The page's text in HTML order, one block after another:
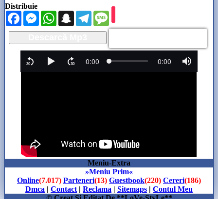
Distribuie
FacebookMessengerWhatsAppSnapchatTelegram
Meniu-Extra
»Meniu Prim«
Online(7.017) Parteneri(13) Guestbook(220) Cereri(186)
Dmca | Contact | Reclama | Sitemaps | Contul Meu